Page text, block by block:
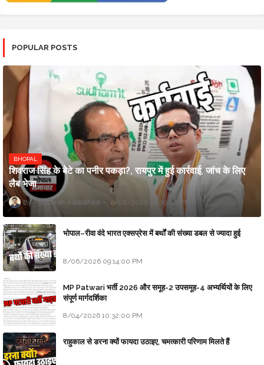
POPULAR POSTS
BHOPAL
शिवराज सिंह के बेटे का पनीर पकड़ा?, रायपुर में हुई कार्रवाई, जांच के लिए
लैब भेजा
Updesh Awasthee 8/06/2026 10:09:00 PM
भोपाल–रीवा वंदे भारत एक्सप्रेस में बर्थों की संख्या डबल से ज्यादा हुई
8/06/2026 09:14:00 PM
MP Patwari भर्ती 2026 और समूह-2 उपसमूह-4 अभ्यर्थियों के लिए
संपूर्ण मार्गदर्शिका
8/04/2026 10:32:00 PM
राहुकाल से डरना क्यों फायदा उठाइए, चमत्कारी परिणाम मिलते हैं